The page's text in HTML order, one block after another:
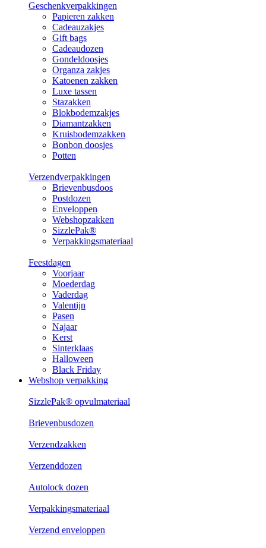
Geschenkverpakkingen
Papieren zakken
Cadeauzakjes
Gift bags
Cadeaudozen
Gondeldoosjes
Organza zakjes
Katoenen zakken
Luxe tassen
Stazakken
Blokbodemzakjes
Diamantzakken
Kruisbodemzakken
Bonbon doosjes
Potten
Verzendverpakkingen
Brievenbusdoos
Postdozen
Enveloppen
Webshopzakken
SizzlePak®
Verpakkingsmateriaal
Feestdagen
Voorjaar
Moederdag
Vaderdag
Valentijn
Pasen
Najaar
Kerst
Sinterklaas
Halloween
Black Friday
Webshop verpakking
SizzlePak® opvulmateriaal
Brievenbusdozen
Verzendzakken
Verzenddozen
Autolock dozen
Verpakkingsmateriaal
Verzend enveloppen